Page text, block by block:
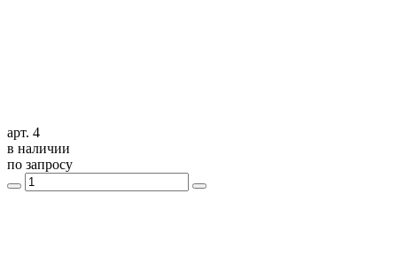
арт. 4
в наличии
по запросу